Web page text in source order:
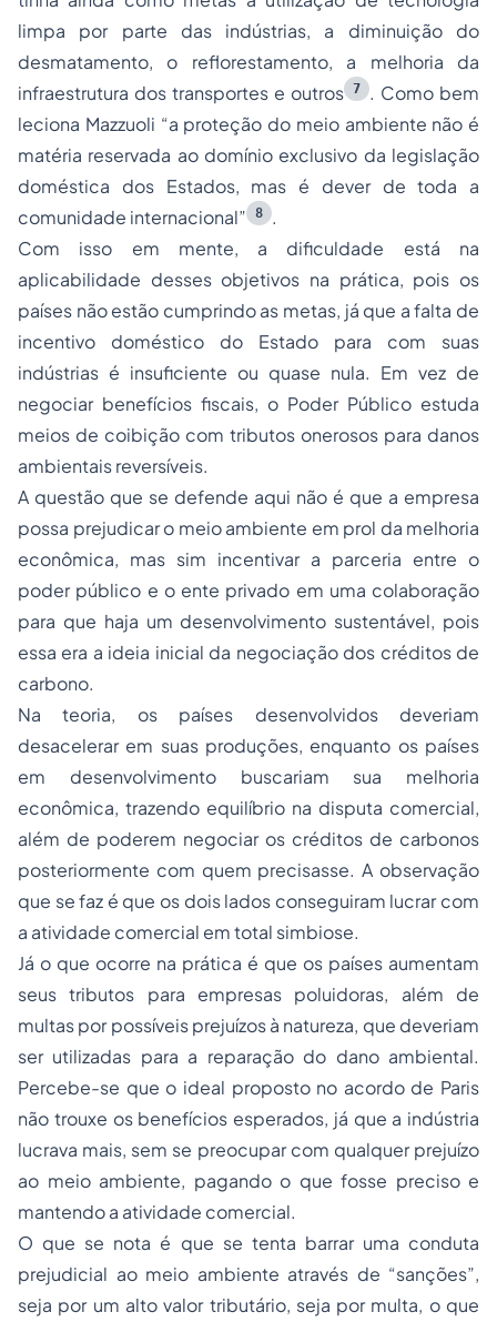
limpa por parte das indústrias, a diminuição do
desmatamento, o reflorestamento, a melhoria da
infraestrutura dos transportes e outros 7
. Como bem
leciona Mazzuoli “a proteção do meio ambiente não é
matéria reservada ao domínio exclusivo da legislação
doméstica dos Estados, mas é dever de toda a
comunidade internacional”
8
.
Com isso em mente, a dificuldade está na
aplicabilidade desses objetivos na prática, pois os
países não estão cumprindo as metas, já que a falta de
incentivo doméstico do Estado para com suas
indústrias é insuficiente ou quase nula. Em vez de
negociar benefícios fiscais, o Poder Público estuda
meios de coibição com tributos onerosos para danos
ambientais reversíveis.
A questão que se defende aqui não é que a empresa
possa prejudicar o meio ambiente em prol da melhoria
econômica, mas sim incentivar a parceria entre o
poder público e o ente privado em uma colaboração
para que haja um desenvolvimento sustentável, pois
essa era a ideia inicial da negociação dos créditos de
carbono.
Na teoria, os países desenvolvidos deveriam
desacelerar em suas produções, enquanto os países
em desenvolvimento buscariam sua melhoria
econômica, trazendo equilíbrio na disputa comercial,
além de poderem negociar os créditos de carbonos
posteriormente com quem precisasse. A observação
que se faz é que os dois lados conseguiram lucrar com
a atividade comercial em total simbiose.
Já o que ocorre na prática é que os países aumentam
seus tributos para empresas poluidoras, além de
multas por possíveis prejuízos à natureza, que deveriam
ser utilizadas para a reparação do dano ambiental.
Percebe-se que o ideal proposto no acordo de Paris
não trouxe os benefícios esperados, já que a indústria
lucrava mais, sem se preocupar com qualquer prejuízo
ao meio ambiente, pagando o que fosse preciso e
mantendo a atividade comercial.
O que se nota é que se tenta barrar uma conduta
prejudicial ao meio ambiente através de “sanções”,
seja por um alto valor tributário, seja por multa, o que